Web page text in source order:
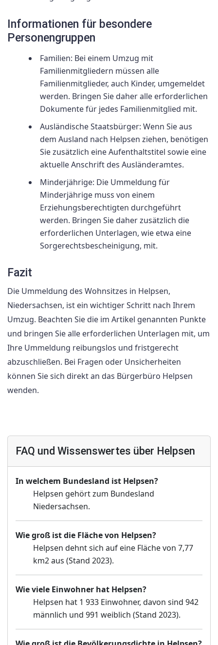
Informationen für besondere
Personengruppen
Familien: Bei einem Umzug mit
Familienmitgliedern müssen alle
Familienmitglieder, auch Kinder, umgemeldet
werden. Bringen Sie daher alle erforderlichen
Dokumente für jedes Familienmitglied mit.
Ausländische Staatsbürger: Wenn Sie aus
dem Ausland nach Helpsen ziehen, benötigen
Sie zusätzlich eine Aufenthaltstitel sowie eine
aktuelle Anschrift des Ausländeramtes.
Minderjährige: Die Ummeldung für
Minderjährige muss von einem
Erziehungsberechtigten durchgeführt
werden. Bringen Sie daher zusätzlich die
erforderlichen Unterlagen, wie etwa eine
Sorgerechtsbescheinigung, mit.
Fazit
Die Ummeldung des Wohnsitzes in Helpsen,
Niedersachsen, ist ein wichtiger Schritt nach Ihrem
Umzug. Beachten Sie die im Artikel genannten Punkte
und bringen Sie alle erforderlichen Unterlagen mit, um
Ihre Ummeldung reibungslos und fristgerecht
abzuschließen. Bei Fragen oder Unsicherheiten
können Sie sich direkt an das Bürgerbüro Helpsen
wenden.
FAQ und Wissenswertes über Helpsen
In welchem Bundesland ist Helpsen?
Helpsen gehört zum Bundesland
Niedersachsen.
Wie groß ist die Fläche von Helpsen?
Helpsen dehnt sich auf eine Fläche von 7,77
km2 aus (Stand 2023).
Wie viele Einwohner hat Helpsen?
Helpsen hat 1 933 Einwohner, davon sind 942
männlich und 991 weiblich (Stand 2023).